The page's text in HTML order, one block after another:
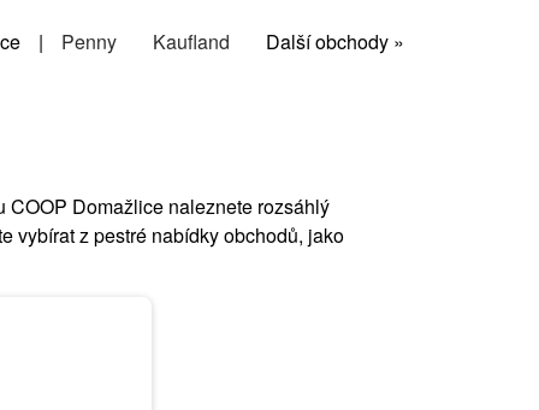
| Penny Kaufland Další obchody »
Domažlice naleznete rozsáhlý
vybírat z pestré nabídky obchodů, jako